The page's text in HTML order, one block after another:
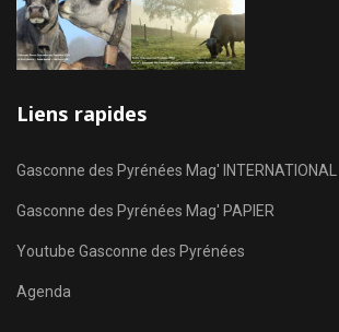
Liens rapides
Gasconne des Pyrénées Mag' INTERNATIONAL
Gasconne des Pyrénées Mag' PAPIER
Youtube Gasconne des Pyrénées
Agenda